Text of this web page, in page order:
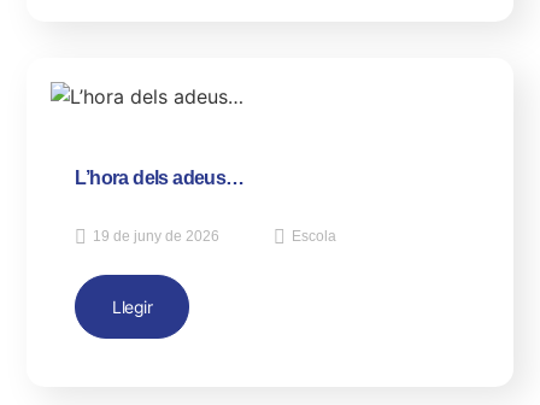
L’hora dels adeus…
19 de juny de 2026 Escola
Llegir